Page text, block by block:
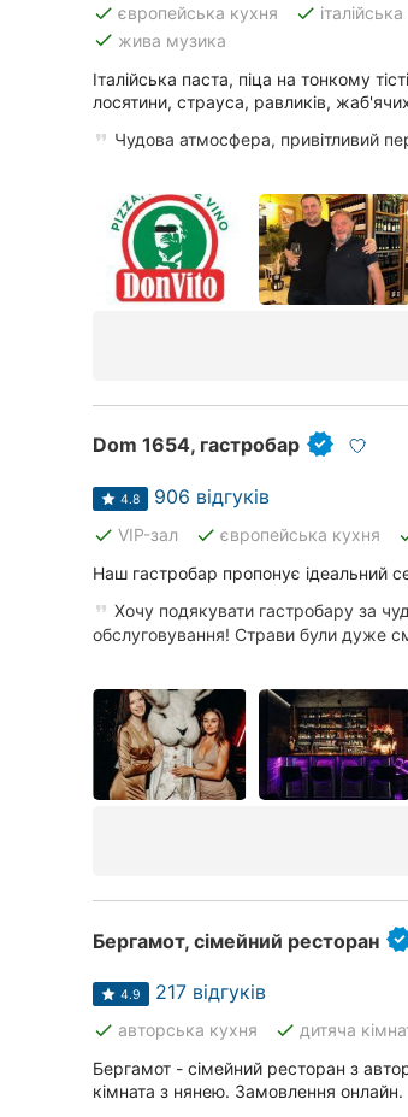
Всі міста:
Житомир
Одеса
Кропивницький
Запоріжжя
Кривий Ріг
Миколаїв
Полтава
Черкаси
Чернівці
done європейська кухня done
done жива музика
Італійська паста, піца на тонкому
лосятини, страуса, равликів,
Чудова атмосфера, привітливий
Dom 1654, гастробар
4.8 906 відгуків
done VIP-зал done європейська кухня
Наш гастробар пропонує ідеальний
Хочу подякувати гастробару за
обслуговування! Страви були дуже
Бергамот, сімейний ресторан
4.9 217 відгуків
done авторська кухня done дитяча
Бергамот - сімейний ресторан з
кімната з нянею. Замовлення онлайн.